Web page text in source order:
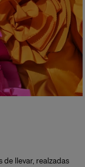
llevar, realzadas